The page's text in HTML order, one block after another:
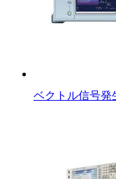
ベクトル信号発